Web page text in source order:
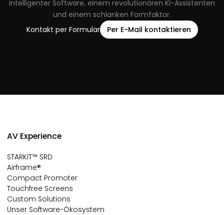
intelligenter Software, einem revolutionären KI-Assistenten
und einem schlanken Formfaktor.
Kontakt per Formular
Per E-Mail kontaktieren
AV Experience
STARKIT™ SRD
Airframe®
Compact Promoter
Touchfree Screens
Custom Solutions
Unser Software-Ökosystem